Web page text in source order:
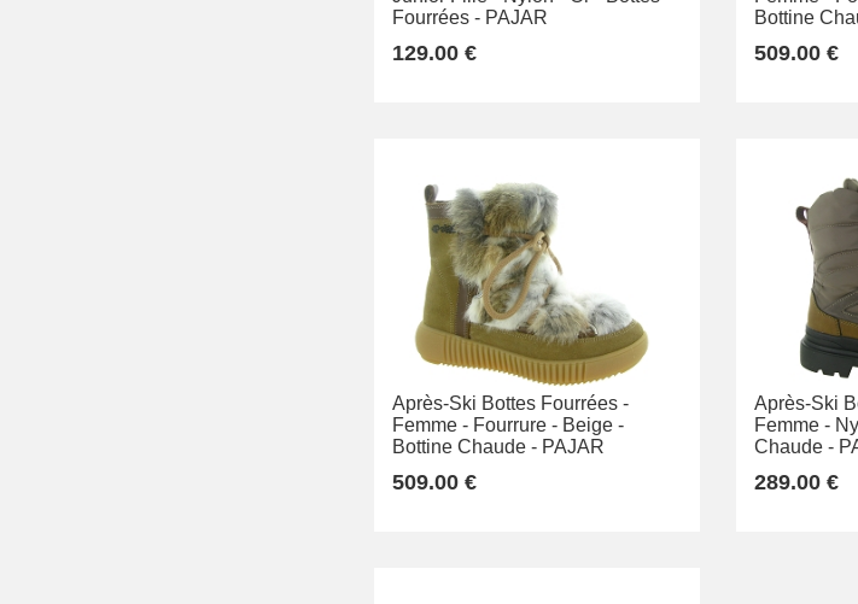
Fourrées - PAJAR
129.00 €
Bottine
509.00 €
Après-Ski Bottes Fourrées -
Femme - Fourrure - Beige -
Bottine Chaude - PAJAR
509.00 €
Après-Ski
Femme -
Chaude -
289.00 €